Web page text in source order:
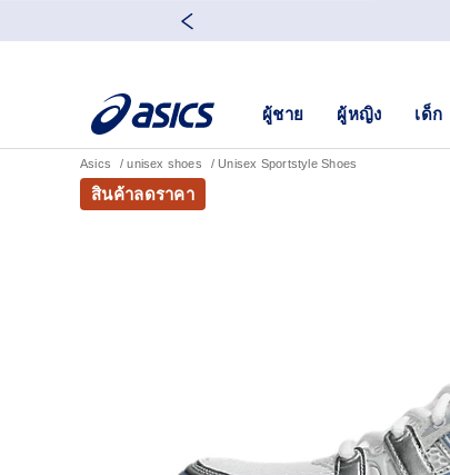
ผู้ชาย ผู้หญิง เด็ก
Asics unisex shoes Unisex Sportstyle Shoes
สินค้าลดราคา